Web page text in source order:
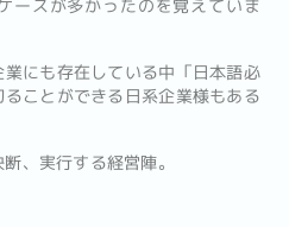
ースが多かったのを覚えていま
にも存在している中「日本語必
ことができる日系企業様もある
、実行する経営陣。